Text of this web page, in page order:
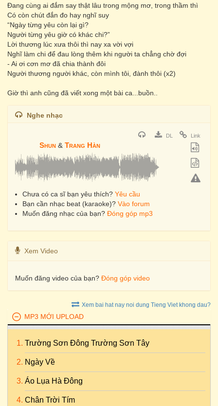
Đang cùng ai đắm say thật lâu trong mộng mơ, trong thầm thì
Có còn chút đắn đo hay nghĩ suy
“Ngày từng yêu còn lại gì?
Người từng yêu giờ có khác chi?”
Lời thương lúc xưa thôi thì nay xa vời vợi
Nghĩ làm chi để đau lòng thêm khi người ta chẳng chờ đợi
- Ai ơi cơn mơ đã chia thành đôi
Người thương người khác, còn mình tôi, đành thôi (x2)
Giờ thì anh cũng đã viết xong một bài ca...buồn..
Nghe nhạc
DL Link
Shun & Trang Hàn
Chưa có ca sĩ bạn yêu thích? Yêu cầu
Bạn cần nhạc beat (karaoke)? Vào forum
Muốn đăng nhạc của bạn? Đóng góp mp3
Xem Video
Muốn đăng video của bạn? Đóng góp video
Xem bai hat nay noi dung Tieng Viet khong dau?
MP3 MỚI UPLOAD
Trường Sơn Đông Trường Sơn Tây
Ngày Về
Áo Lụa Hà Đông
Chân Trời Tím